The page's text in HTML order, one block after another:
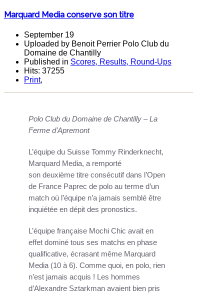
Marquard Media conserve son titre
September 19
Uploaded by Benoit Perrier Polo Club du
Domaine de Chantilly
Published in Scores, Results, Round-Ups
Hits: 37255
Print,
Polo Club du Domaine de Chantilly – La
Ferme d’Apremont
L’équipe du Suisse Tommy Rinderknecht,
Marquard Media, a remporté
son deuxième titre consécutif dans l’Open
de France Paprec de polo au terme d’un
match où l’équipe n’a jamais semblé être
inquiétée en dépit des pronostics.
L’équipe française Mochi Chic avait en
effet dominé tous ses matchs en phase
qualificative, écrasant même Marquard
Media (10 à 6). Comme quoi, en polo, rien
n’est jamais acquis ! Les hommes
d’Alexandre Sztarkman avaient bien pris